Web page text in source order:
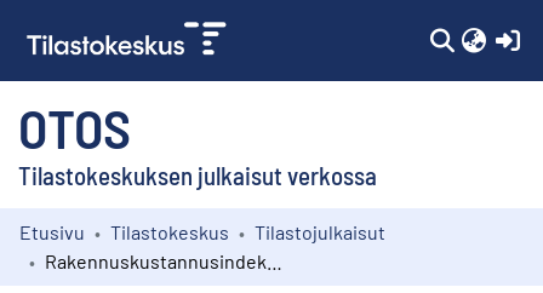
OTOS
Tilastokeskuksen julkaisut verkossa
Kokoelmat
Etusivu Tilastokeskus
Tilastojulkaisut